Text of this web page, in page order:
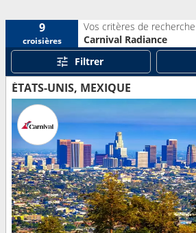
9
croisières
Vos critères de
Carnival Radiance
Filtrer
ÉTATS-UNIS, MEXIQUE